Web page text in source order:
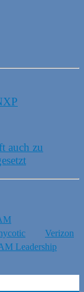
auch zu
Verizon
Leadership